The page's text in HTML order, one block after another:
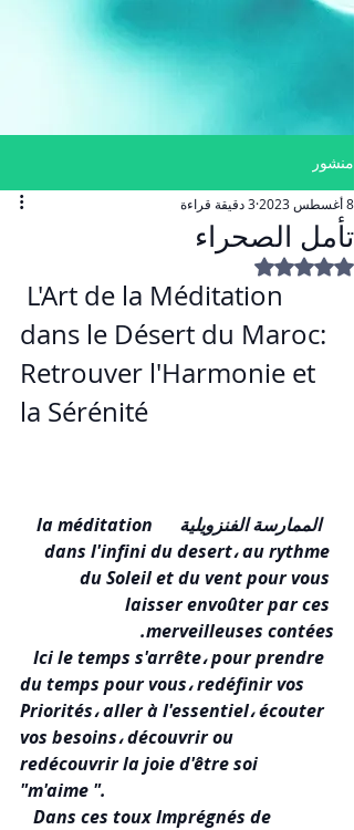
منشور
تأمل الصحراء
8 أغسطس 2023 3 دقيقة قراءة
تم التقييم بـ ليس رقمًا من أصل 5 نجوم.
dans le Désert du Maroc:
Retrouver l'Harmonie et
la Sérénité
الممارسة الفنزويلية     la méditation
dans l'infini du desert، au rythme
du Soleil et du vent pour vous
laisser envoûter par ces
merveilleuses contées.
Ici le temps s'arrête، pour prendre
du temps pour vous، redéfinir vos
Priorités، aller à l'essentiel، écouter
vos besoins، découvrir ou
redécouvrir la joie d'être soi
"m'aime ".
Dans ces toux Imprégnés de